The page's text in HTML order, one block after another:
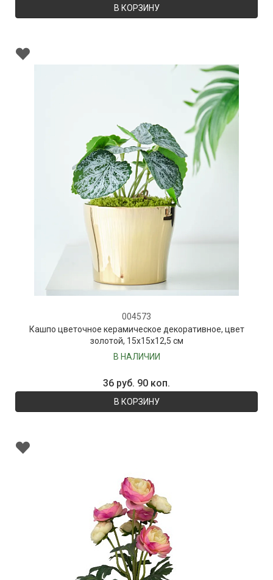
В КОРЗИНУ
004573
Кашпо цветочное керамическое декоративное, цвет
золотой, 15х15х12,5 см
В НАЛИЧИИ
36 руб. 90 коп.
В КОРЗИНУ